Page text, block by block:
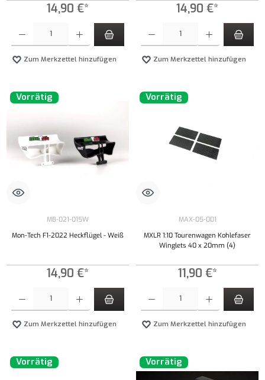
14,90 €*
Zum Merkzettel hinzufügen
14,90 €*
Zum Merkzettel hinzufügen
Vorrätig
MB-021-015W
Mon-Tech F1-2022 Heckflügel - Weiß
14,90 €*
Zum Merkzettel hinzufügen
Vorrätig
MAX-05-001
MXLR 1:10 Tourenwagen Kohlefaser
Winglets 40 x 20mm (4)
11,90 €*
Zum Merkzettel hinzufügen
Vorrätig Vorrätig